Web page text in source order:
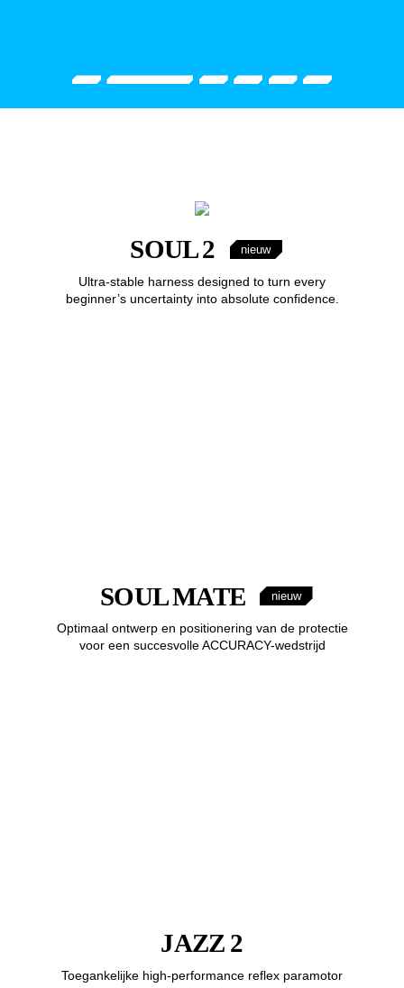
SOUL 2 nieuw
Ultra-stable harness designed to turn every
beginner’s uncertainty into absolute confidence.
SOUL MATE nieuw
Optimaal ontwerp en positionering van de protectie
voor een succesvolle ACCURACY-wedstrijd
JAZZ 2
Toegankelijke high-performance reflex paramotor